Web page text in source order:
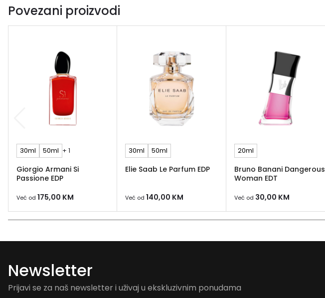
Povezani proizvodi
30ml 50ml + 1
Giorgio Armani Si
Passione EDP
Već od 175,00 KM
30ml 50ml
Elie Saab Le Parfum EDP
Već od 140,00 KM
20ml
Bruno Banani Dangerous
Woman EDT
Već od 30,00 KM
Newsletter
Prijavi se za naš newsletter i uživaj u ekskluzivnim ponudama